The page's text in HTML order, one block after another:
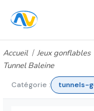
Accueil Jeux gonflables
Tunnel Baleine
Catégorie : tunnels-